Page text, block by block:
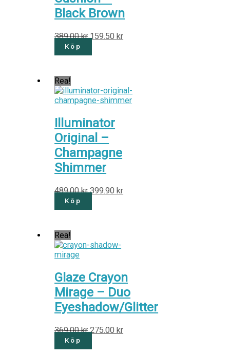
Black Brown
389.00kr 159.50kr
Köp
Rea!
Illuminator
Original –
Champagne
Shimmer
489.00kr 399.90kr
Köp
Rea!
Glaze Crayon
Mirage – Duo
Eyeshadow/Glitter
369.00kr 275.00kr
Köp